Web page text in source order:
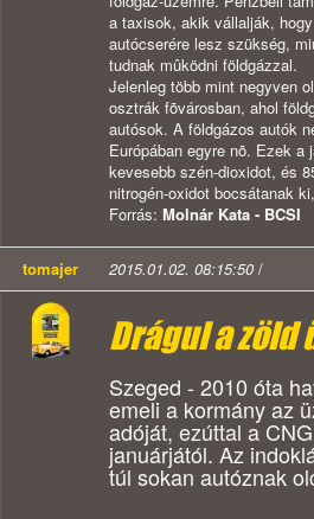
a taxisok, akik vállalják,
autócserére lesz szükség,
tudnak mûködni földgázzal.
Jelenleg több mint negyven
osztrák fõvárosban, ahol
autósok. A földgázos autók
Európában egyre nõ. Ezek a
kevesebb szén-dioxidot, és
nitrogén-oxidot bocsátanak
Forrás: Molnár Kata - BCSI
tomajer 2015.01.02. 08:15:50 /
Drágul a zöld
Szeged - 2010 óta
emeli a kormány az
adóját, ezúttal a
januárjától. Az
túl sokan autóznak